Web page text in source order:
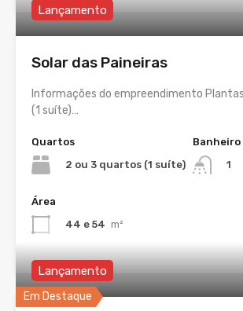
Lançamento
Solar das Paineiras
Informações do empreendimento
(1 suíte)…
Quartos
2 ou 3 quartos (1 suíte)
Banheiro
1
Área
44 e 54 m²
Em Destaque
Lançamento